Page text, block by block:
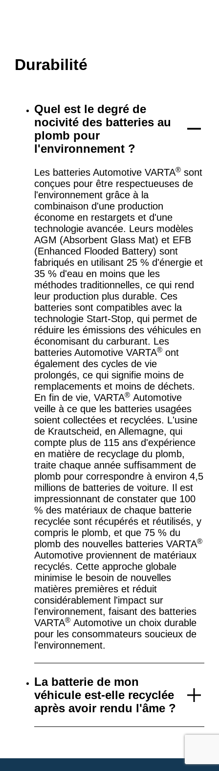
Durabilité
Quel est le degré de
nocivité des batteries au
plomb pour
l'environnement ?
Les batteries Automotive VARTA® sont
conçues pour être respectueuses de
l'environnement grâce à la
combinaison d'une production
économe en restargets et d'une
technologie avancée. Leurs modèles
AGM (Absorbent Glass Mat) et EFB
(Enhanced Flooded Battery) sont
fabriqués en utilisant 25 % d'énergie et
35 % d'eau en moins que les
méthodes traditionnelles, ce qui rend
leur production plus durable. Ces
batteries sont compatibles avec la
technologie Start-Stop, qui permet de
réduire les émissions des véhicules en
économisant du carburant. Les
batteries Automotive VARTA® ont
également des cycles de vie
prolongés, ce qui signifie moins de
remplacements et moins de déchets.
En fin de vie, VARTA® Automotive
veille à ce que les batteries usagées
soient collectées et recyclées. L'usine
de Krautscheid, en Allemagne, qui
compte plus de 115 ans d'expérience
en matière de recyclage du plomb,
traite chaque année suffisamment de
plomb pour correspondre à environ 4,5
millions de batteries de voiture. Il est
impressionnant de constater que 100
% des matériaux de chaque batterie
recyclée sont récupérés et réutilisés, y
compris le plomb, et que 75 % du
plomb des nouvelles batteries VARTA®
Automotive proviennent de matériaux
recyclés. Cette approche globale
minimise le besoin de nouvelles
matières premières et réduit
considérablement l'impact sur
l'environnement, faisant des batteries
VARTA® Automotive un choix durable
pour les consommateurs soucieux de
l'environnement.
La batterie de mon
véhicule est-elle recyclée
après avoir rendu l'âme ?